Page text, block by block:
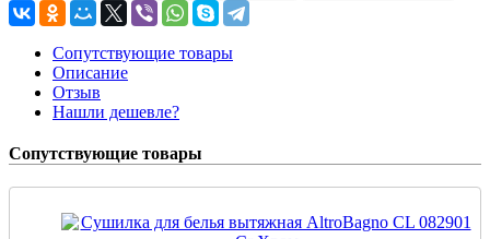
Сопутствующие товары
Описание
Отзыв
Нашли дешевле?
Сопутствующие товары